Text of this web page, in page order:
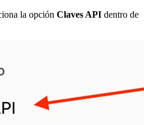
la opción Claves API dentro de